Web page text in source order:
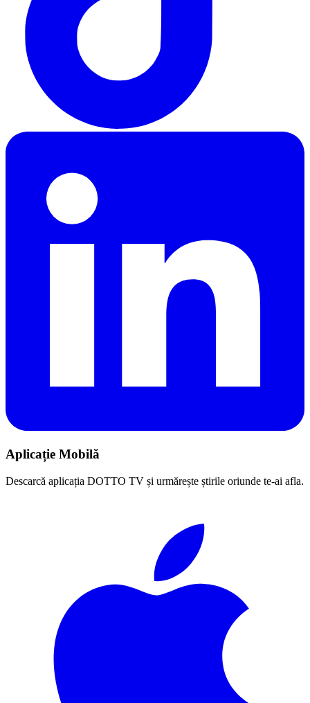
Aplicație Mobilă
Descarcă aplicația DOTTO TV și urmărește știrile oriunde te-ai afla.